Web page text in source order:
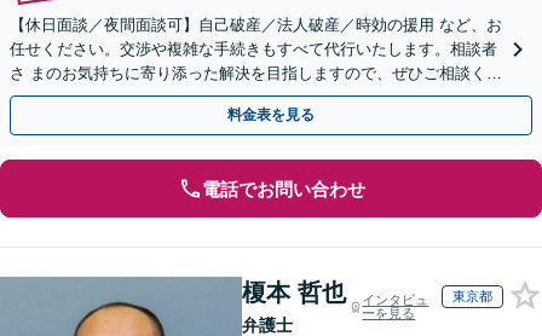
【休日面談／夜間面談可】自己破産／法人破産／時効の援用 など、お
任せください。交渉や複雑な手続きもすべて代行いたします。相談者
さ まのお気持ちに寄り添った解決を目指しますので、ぜひご相談くだ
さい。
料金表を見る
電話でお問い合わせ
榎本 哲也
弁護士
インタビュ
ーを見る
東京都